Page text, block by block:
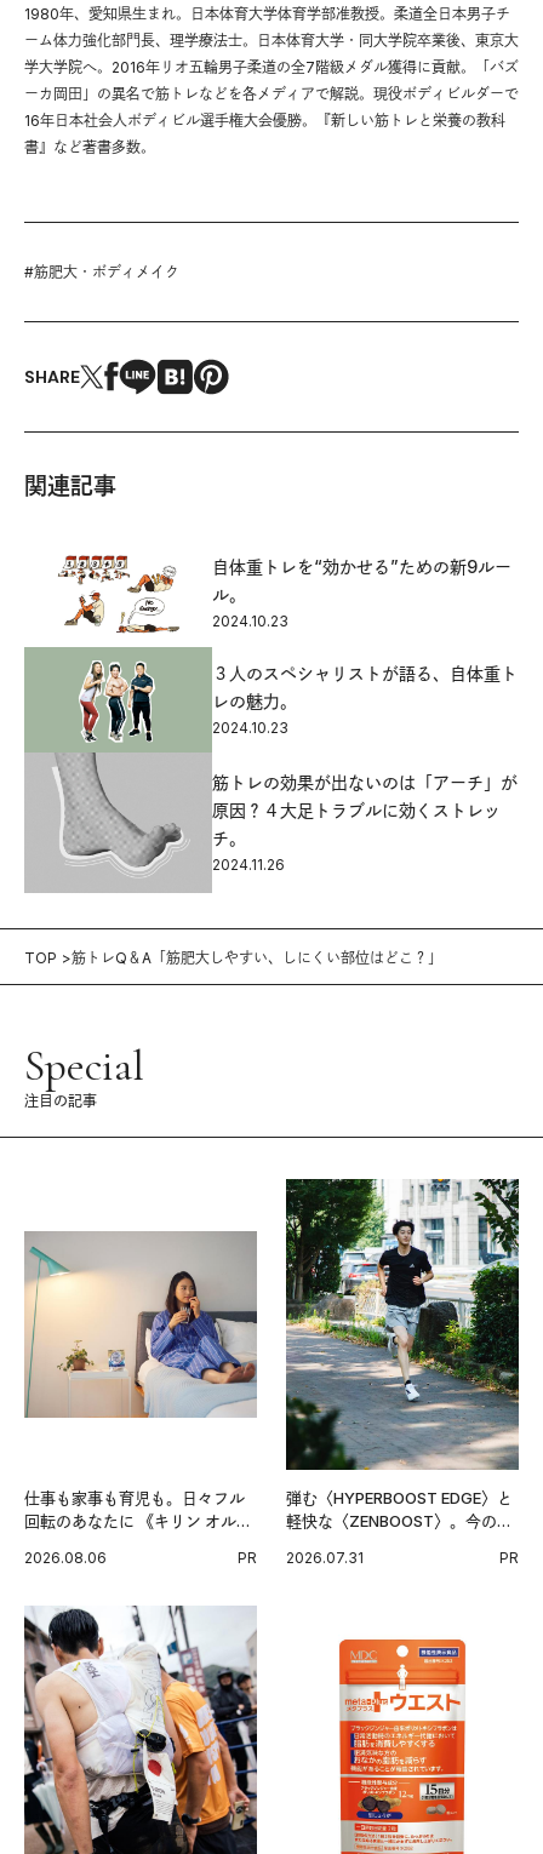
1980年、愛知県生まれ。日本体育大学体育学部准教授。柔道全日本男子チ
ーム体力強化部門長、理学療法士。日本体育大学・同大学院卒業後、東京大
学大学院へ。2016年リオ五輪男子柔道の全7階級メダル獲得に貢献。「バズ
ーカ岡田」の異名で筋トレなどを各メディアで解説。現役ボディビルダーで
16年日本社会人ボディビル選手権大会優勝。『新しい筋トレと栄養の教科
書』など著書多数。
#筋肥大・ボディメイク
SHARE
関連記事
自体重トレを“効かせる”ための新9ルー
ル。
2024.10.23
３人のスペシャリストが語る、自体重ト
レの魅力。
2024.10.23
筋トレの効果が出ないのは「アーチ」が
原因？４大足トラブルに効くストレッ
チ。
2024.11.26
TOP 筋トレQ＆A「筋肥大しやすい、しにくい部位はどこ？」
Special
注目の記事
仕事も家事も育児も。日々フル
回転のあなたに 《キリン オルニ
2026.08.06 PR
弾む〈HYPERBOOST EDGE〉と
軽快な〈ZENBOOST〉。今の時
出した新機軸。
2026.07.31 PR